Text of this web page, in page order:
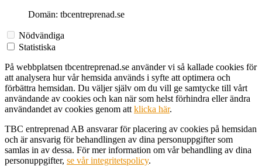
Domän: tbcentreprenad.se
Nödvändiga
Statistiska
På webbplatsen tbcentreprenad.se använder vi så kallade cookies för
att analysera hur vår hemsida används i syfte att optimera och
förbättra hemsidan. Du väljer själv om du vill ge samtycke till vårt
användande av cookies och kan när som helst förhindra eller ändra
användandet av cookies genom att klicka här.
TBC entreprenad AB ansvarar för placering av cookies på hemsidan
och är ansvarig för behandlingen av dina personuppgifter som
samlas in av dessa. För mer information om vår behandling av dina
personuppgifter, se vår integritetspolicy.